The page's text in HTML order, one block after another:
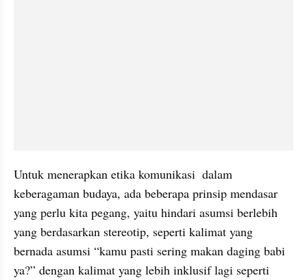
Untuk menerapkan etika komunikasi  dalam
keberagaman budaya, ada beberapa prinsip mendasar
yang perlu kita pegang, yaitu hindari asumsi berlebih
yang berdasarkan stereotip, seperti kalimat yang
bernada asumsi “kamu pasti sering makan daging babi
ya?” dengan kalimat yang lebih inklusif lagi seperti